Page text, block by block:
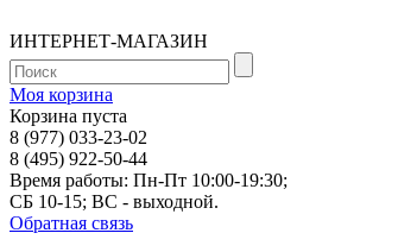
ИНТЕРНЕТ-МАГАЗИН
Моя корзина
Корзина пуста
8 (977) 033-23-02
8 (495) 922-50-44
Время работы: Пн-Пт 10:00-19:30;
СБ 10-15; ВС - выходной.
Обратная связь